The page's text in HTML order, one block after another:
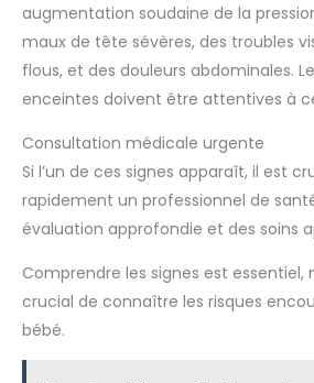
augmentation soudaine de la
maux de tête sévères, des troubles
flous, et des douleurs abdominales.
enceintes doivent être attentives à
Consultation médicale urgente
Si l’un de ces signes apparaît, il est
rapidement un professionnel de
évaluation approfondie et des soins
Comprendre les signes est essentiel,
crucial de connaître les risques
bébé.